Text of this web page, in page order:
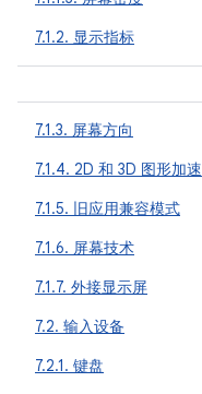
7.1.2. 显示指标
7.1.3. 屏幕方向
7.1.4. 2D 和 3D 图形加速
7.1.5. 旧应用兼容模式
7.1.6. 屏幕技术
7.1.7. 外接显示屏
7.2. 输入设备
7.2.1. 键盘